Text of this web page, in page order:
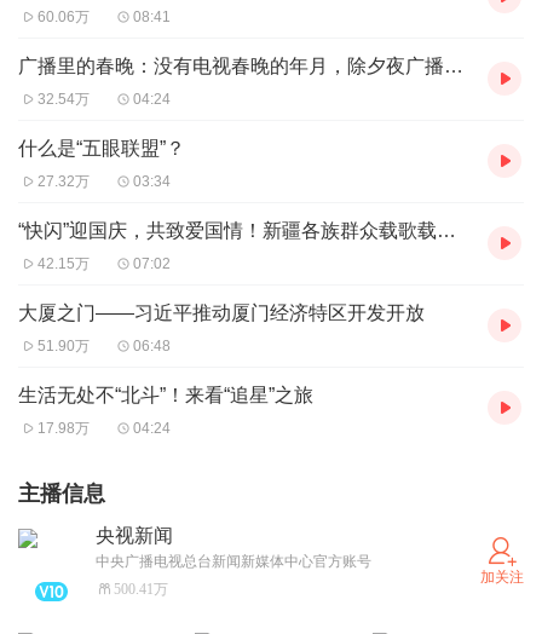
“南海战略态势感知计划”主任胡波说：“我们判断该核潜艇大
推10到20个小时，结合上浮时的航行速度，再往北推200海
北，即海南岛、西沙群岛和巴士海峡的三角区域中间，这也
是美军在南海一个非常活跃的区域。”
胡波强调，当然水下是整个海军作战和行动中间最不可知
开的信息判断，根据美军核潜艇在南海的通常活动情况，其
定大概率也是在这个地方发生。”
巴士海峡进来，按照美军航母打击群的部署方式，攻击型核
潜艇要部署在航母打击群前300到500公里的位置，10月2
日，如果它是配属航母行动的话，核潜艇很显然也在我们刚
60.06万 08:41
广播里的春晚：没有电视春晚的年月，除夕夜广播里播什么？
32.54万 04:24
什么是“五眼联盟”？
27.32万 03:34
“快闪”迎国庆，共致爱国情！新疆各族群众载歌载舞祝福祖国亚克西
42.15万 07:02
大厦之门——习近平推动厦门经济特区开发开放
51.90万 06:48
生活无处不“北斗”！来看“追星”之旅
17.98万 04:24
主播信息
央视新闻
中央广播电视总台新闻新媒体中心官方账号
500.41万
加关注